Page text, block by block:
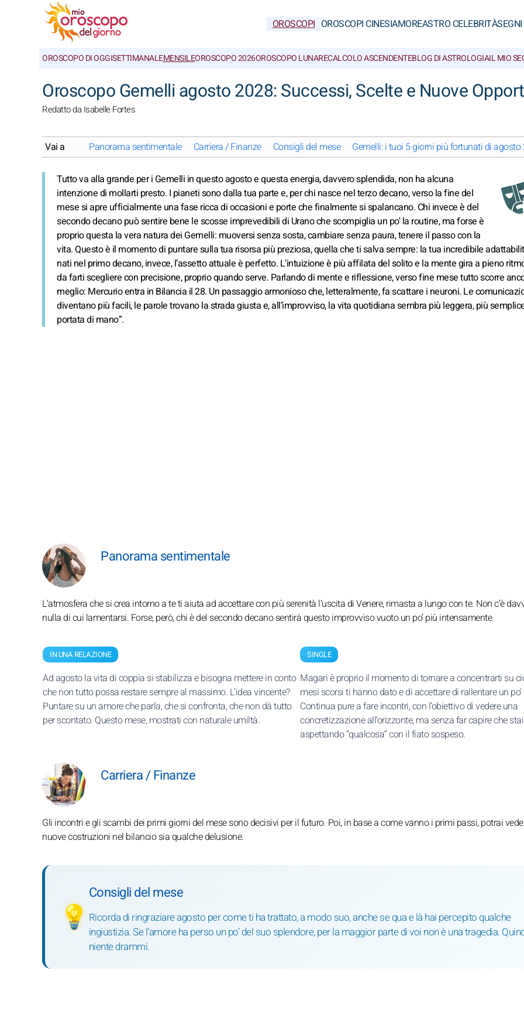
OROSCOPI OROSCOPI CINESIAMOREASTRO CELEBRITÀ
OROSCOPO DI OGGISETTIMANALEMENSILEOROSCOPO 2026OROSCOPO LUNARECALCOLO ASCENDENTEBLOG DI ASTROLOGIAIL MIO
Oroscopo Gemelli agosto 2028: Successi, Scelte e Nuove
Redatto da Isabelle Fortes
Vai a Panorama sentimentale Carriera / Finanze Consigli del mese Gemelli: i tuoi 5 giorni più fortunati di agosto
Tutto va alla grande per i Gemelli in questo agosto e questa energia, davvero splendida, non ha alcuna
intenzione di mollarti presto. I pianeti sono dalla tua parte e, per chi nasce nel terzo decano, verso la fine del
mese si apre ufficialmente una fase ricca di occasioni e porte che finalmente si spalancano. Chi invece è del
secondo decano può sentire bene le scosse imprevedibili di Urano che scompiglia un po' la routine, ma forse è
proprio questa la vera natura dei Gemelli: muoversi senza sosta, cambiare senza paura, tenere il passo con la
vita. Questo è il momento di puntare sulla tua risorsa più preziosa, quella che ti salva sempre: la tua incredibile
nati nel primo decano, invece, l’assetto attuale è perfetto. L’intuizione è più affilata del solito e la mente gira a pieno
da farti scegliere con precisione, proprio quando serve. Parlando di mente e riflessione, verso fine mese tutto scorre
meglio: Mercurio entra in Bilancia il 28. Un passaggio armonioso che, letteralmente, fa scattare i neuroni. Le
diventano più facili, le parole trovano la strada giusta e, all’improvviso, la vita quotidiana sembra più leggera, più
portata di mano”.
Panorama sentimentale
L’atmosfera che si crea intorno a te ti aiuta ad accettare con più serenità l’uscita di Venere, rimasta a lungo con te. Non c’è
nulla di cui lamentarsi. Forse, però, chi è del secondo decano sentirà questo improvviso vuoto un po’ più intensamente.
IN UNA RELAZIONE
Ad agosto la vita di coppia si stabilizza e bisogna mettere in conto
che non tutto possa restare sempre al massimo. L’idea vincente?
Puntare su un amore che parla, che si confronta, che non dà tutto
per scontato. Questo mese, mostrati con naturale umiltà.
SINGLE
Magari è proprio il momento di tornare a concentrarti su
mesi scorsi ti hanno dato e di accettare di rallentare un
Continua pure a fare incontri, con l’obiettivo di vedere una
concretizzazione all’orizzonte, ma senza far capire che stai
aspettando “qualcosa” con il fiato sospeso.
Carriera / Finanze
Gli incontri e gli scambi dei primi giorni del mese sono decisivi per il futuro. Poi, in base a come vanno i primi passi, potrai
nuove costruzioni nel bilancio sia qualche delusione.
💡
Consigli del mese
Ricorda di ringraziare agosto per come ti ha trattato, a modo suo, anche se qua e là hai percepito qualche
ingiustizia. Se l’amore ha perso un po’ del suo splendore, per la maggior parte di voi non è una tragedia.
niente drammi.